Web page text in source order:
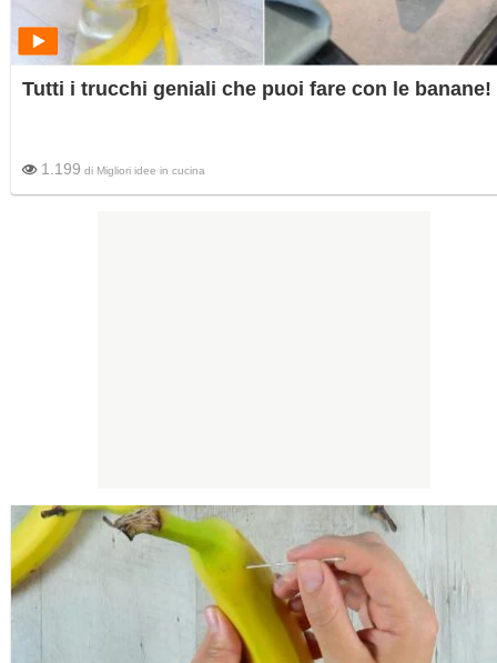
Tutti i trucchi geniali che puoi fare con le banane!
1.199 di Migliori idee in cucina